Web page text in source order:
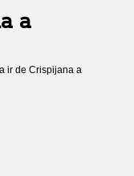
a
ir deCrispijana a